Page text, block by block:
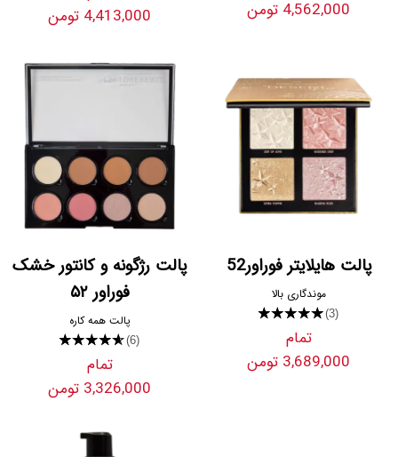
4,562,000 تومن
4,413,000 تومن
پالت هایلایتر فوراور52
موندگاری بالا
★★★★★(3)
تمام
3,689,000 تومن
پالت رژگونه و کانتور خشک
فوراور ۵۲
پالت همه کاره
★★★★★(6)
تمام
3,326,000 تومن